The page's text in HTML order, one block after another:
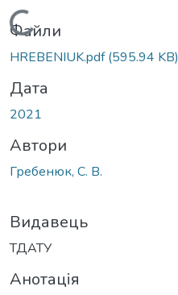
Вантажиться...
Файли
HREBENIUK.pdf(595.94 KB)
Дата
2021
Автори
Гребенюк, С. В.
Видавець
ТДАТУ
Анотація